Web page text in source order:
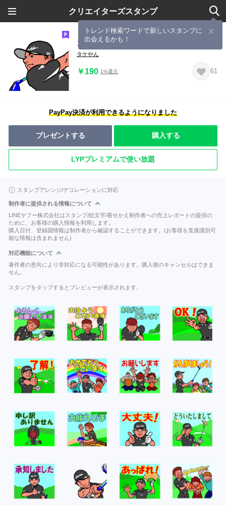
クリエイターズスタンプ
トレンド検索ワードで新しいスタンプに
出会えるかも！
ゴルフで元気に５
タケやん
￥190 1%還元 61
PayPay決済が利用できるようになりました
プレゼントする 購入する
LYPプレミアムで使い放題
スタンプアレンジ/デコレーションに対応
制作者に提供される情報について
LINEヤフー株式会社はスタンプ/絵文字/着せかえ制作者への売上レポートの提供の
ために、お客様の購入情報を利用します。
購入日付、登録国情報は制作者から確認することができます。(お客様を直接識別可
能な情報は含まれません)
対応機能について
著作者の意向により非対応になる可能性があります。購入後のキャンセルはできま
せん。
スタンプをタップするとプレビューが表示されます。